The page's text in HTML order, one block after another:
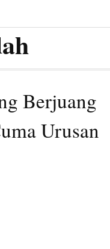
Berjuang
Urusan